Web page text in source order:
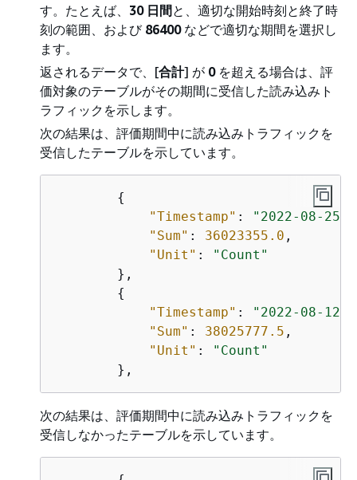
す。たとえば、 30 日間 と、適切な開始時刻と終了時
刻の範囲、および 86400などで適切な期間を選択し
ます。
返されるデータで、[合計] が 0を超える場合は、評
価対象のテーブルがその期間に受信した読み込みト
ラフィックを示します。
次の結果は、評価期間中に読み込みトラフィックを
受信したテーブルを示しています。
{
"Timestamp" :
"2022-08-
"Sum" : 36023355.0 ,
"Unit" :
"Count"
        },
{
"Timestamp" :
"2022-08-
"Sum" : 38025777.5 ,
"Unit" :
"Count"
次の結果は、評価期間中に読み込みトラフィックを
受信しなかったテーブルを示しています。